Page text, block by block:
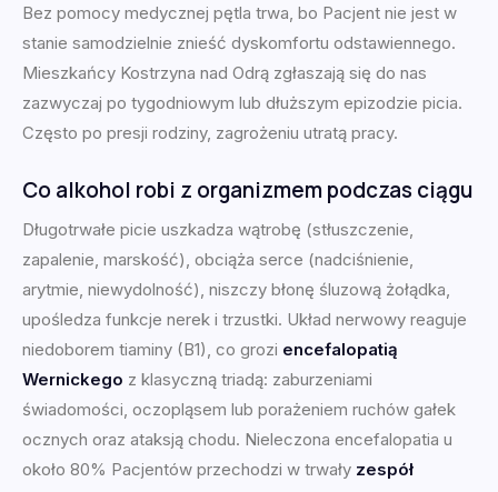
Bez pomocy medycznej pętla trwa, bo Pacjent nie jest w
stanie samodzielnie znieść dyskomfortu odstawiennego.
Mieszkańcy Kostrzyna nad Odrą zgłaszają się do nas
zazwyczaj po tygodniowym lub dłuższym epizodzie picia.
Często po presji rodziny, zagrożeniu utratą pracy.
Co alkohol robi z organizmem podczas ciągu
Długotrwałe picie uszkadza wątrobę (stłuszczenie,
zapalenie, marskość), obciąża serce (nadciśnienie,
arytmie, niewydolność), niszczy błonę śluzową żołądka,
upośledza funkcje nerek i trzustki. Układ nerwowy reaguje
niedoborem tiaminy (B1), co grozi encefalopatią
Wernickego z klasyczną triadą: zaburzeniami
świadomości, oczopląsem lub porażeniem ruchów gałek
ocznych oraz ataksją chodu. Nieleczona encefalopatia u
około 80% Pacjentów przechodzi w trwały zespół